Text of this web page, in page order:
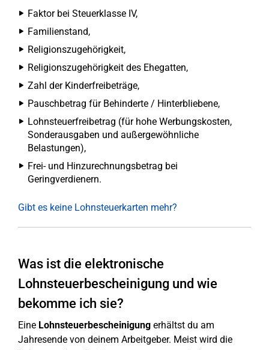
Faktor bei Steuerklasse IV,
Familienstand,
Religionszugehörigkeit,
Religionszugehörigkeit des Ehegatten,
Zahl der Kinderfreibeträge,
Pauschbetrag für Behinderte / Hinterbliebene,
Lohnsteuerfreibetrag (für hohe Werbungskosten,
Sonderausgaben und außergewöhnliche
Belastungen),
Frei- und Hinzurechnungsbetrag bei
Geringverdienern.
Gibt es keine Lohnsteuerkarten mehr?
Was ist die elektronische
Lohnsteuerbescheinigung und wie
bekomme ich sie?
Eine Lohnsteuerbescheinigung erhältst du am
Jahresende von deinem Arbeitgeber. Meist wird die